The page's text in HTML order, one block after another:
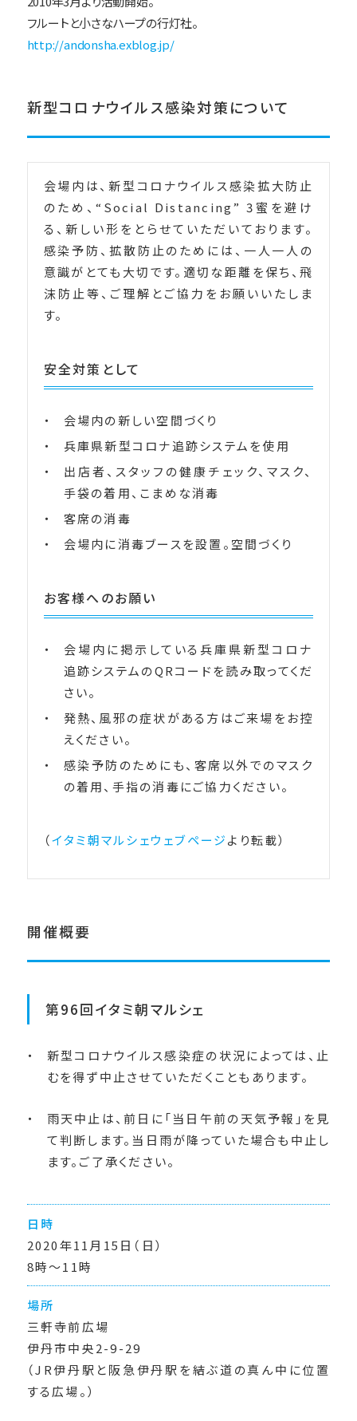
フルートと小さなハープの行灯社。
http://andonsha.exblog.jp/
新型コロナウイルス感染対策について
会場内は、新型コロナウイルス感染拡大防止
のため、“Social Distancing” 3蜜を避け
る、新しい形をとらせていただいております。
感染予防、拡散防止のためには、一人一人の
意識がとても大切です。適切な距離を保ち、飛
沫防止等、ご理解とご協力をお願いいたしま
す。
安全対策として
会場内の新しい空間づくり
兵庫県新型コロナ追跡システムを使用
出店者、スタッフの健康チェック、マスク、
手袋の着用、こまめな消毒
客席の消毒
会場内に消毒ブースを設置。空間づくり
お客様へのお願い
会場内に掲示している兵庫県新型コロナ
追跡システムのQRコードを読み取ってくだ
さい。
発熱、風邪の症状がある方はご来場をお控
えください。
感染予防のためにも、客席以外でのマスク
の着用、手指の消毒にご協力ください。
（イタミ朝マルシェウェブページより転載）
開催概要
第96回イタミ朝マルシェ
新型コロナウイルス感染症の状況によっては、止
むを得ず中止させていただくこともあります。
雨天中止は、前日に「当日午前の天気予報」を見
て判断します。当日雨が降っていた場合も中止し
ます。ご了承ください。
日時
2020年11月15日（日）
8時〜11時
場所
三軒寺前広場
伊丹市中央2-9-29
（JR伊丹駅と阪急伊丹駅を結ぶ道の真ん中に位置
する広場。）